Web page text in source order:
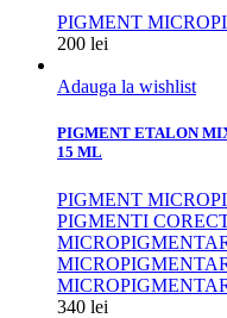
PIGMENT
200 lei
Adauga la wishlist
PIGMENT ETALON
15 ML
PIGMENT
PIGMENTI
340 lei